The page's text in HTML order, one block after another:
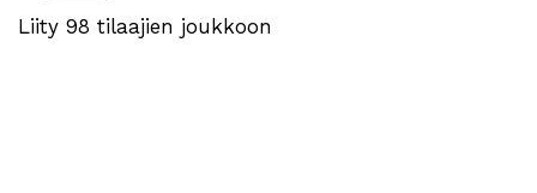
Liity 98 tilaajien joukkoon